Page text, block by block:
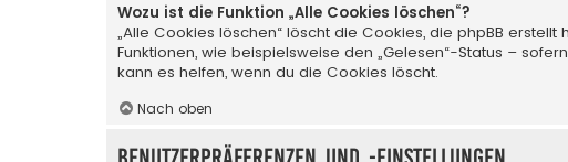
Wozu ist die Funktion „Alle Cookies löschen“?
„Alle Cookies löschen“ löscht die Cookies, die phpBB
Funktionen, wie beispielsweise den „Gelesen“-Status –
kann es helfen, wenn du die Cookies löscht.
Nach oben